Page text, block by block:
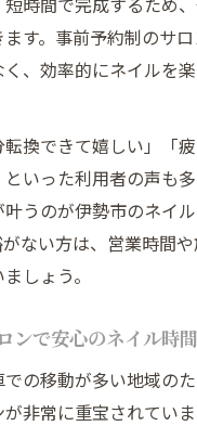
す。事前予約制のサ
、効率的にネイルを
転換できて嬉しい」「
いった利用者の声も
うのが伊勢市のネイ
ない方は、営業時間
しょう。
ンで安心のネイル時間
の移動が多い地域の
非常に重宝されてい